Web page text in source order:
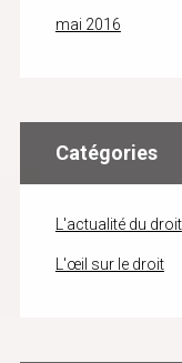
mai 2016
Catégories
L'actualité du droit
L'œil sur le droit